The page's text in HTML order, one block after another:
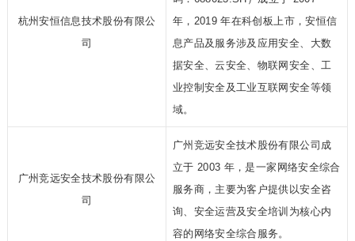
杭州安恒信息技术股份有限公
司
年，2019 年在科创板上市，安恒信
息产品及服务涉及应用安全、大数
据安全、云安全、物联网安全、工
业控制安全及工业互联网安全等领
域。
广州竞远安全技术股份有限公
司
广州竞远安全技术股份有限公司成
立于 2003 年，是一家网络安全综合
服务商，主要为客户提供以安全咨
询、安全运营及安全培训为核心内
容的网络安全综合服务。